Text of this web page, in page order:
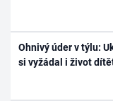
Ohnivý úder v týlu:
si vyžádal i život